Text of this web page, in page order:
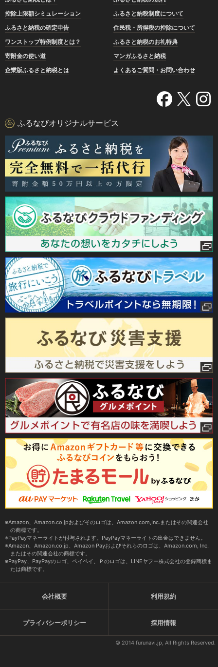
控除上限額シミュレーション
ふるさと納税制度について
ふるさと納税の確定申告
住民税・所得税の控除について
ワンストップ特例制度とは？
ふるさと納税のお礼特典
寄附金の使い道
マンガふるさと納税
企業版ふるさと納税とは
よくあるご質問・お問い合わせ
ふるなびオリジナルサービス
Amazon、Amazon.co.jpおよびそのロゴは、Amazon.com,Inc.またはその関連会社
の商標です。
PayPayマネーライトが付与されます。PayPayマネーライトの出金はできません。
Amazon、Amazon.co.jp、Amazon Payおよびそれらのロゴは、Amazon.com, Inc.
またはその関連会社の商標です。
PayPay、PayPayのロゴ、ペイペイ、Ｐのロゴは、LINEヤフー株式会社の登録商標ま
たは商標です。
会社概要 利用規約
プライバシーポリシー 採用情報
© 2014 furunavi.jp, All Rights Reserved.